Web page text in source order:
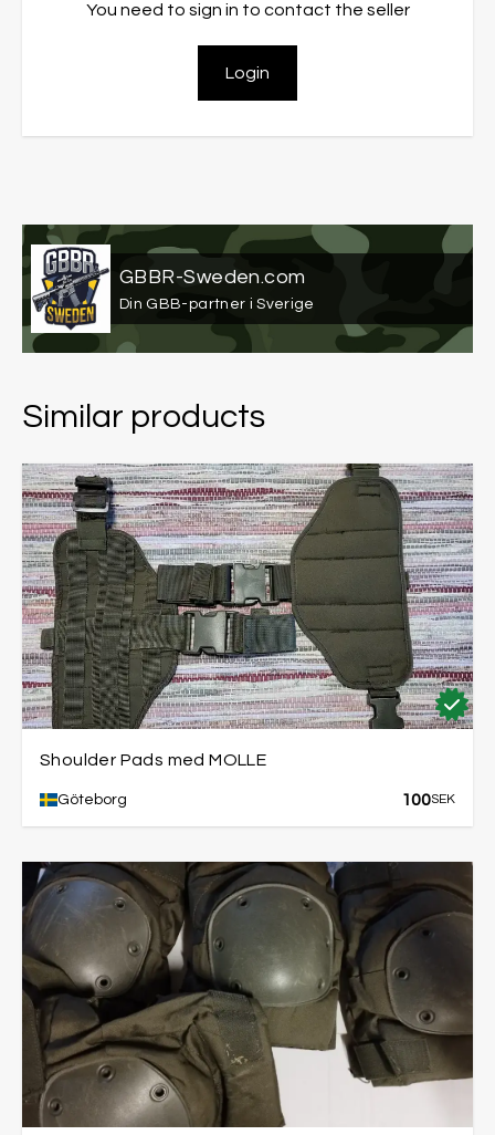
You need to sign in to contact the seller
Login
GBBR-Sweden.com
Din GBB-partner i Sverige
Similar products
Shoulder Pads med MOLLE
Göteborg 100SEK